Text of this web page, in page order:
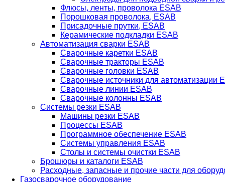
Флюсы, ленты, проволока ESAB
Порошковая проволока, ESAB
Присадочные прутки, ESAB
Керамические подкладки ESAB
Автоматизация сварки ESAB
Сварочные каретки ESAB
Сварочные тракторы ESAB
Сварочные головки ESAB
Сварочные источники для автоматизации
Сварочные линии ESAB
Сварочные колонны ESAB
Системы резки ESAB
Машины резки ESAB
Процессы ESAB
Программное обеспечение ESAB
Системы управления ESAB
Столы и системы очистки ESAB
Брошюры и каталоги ESAB
Расходные, запасные и прочие части для
Газосварочное оборудование